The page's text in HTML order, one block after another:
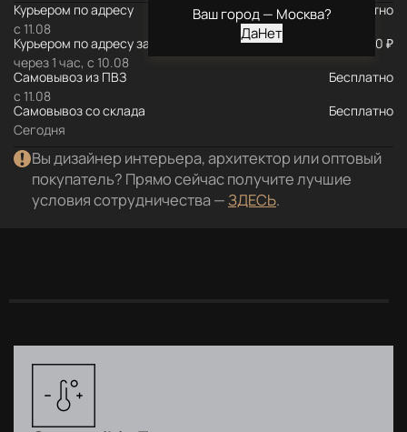
Ваш город — Москва?
Курьером по адресу
с 11.08
Бесплатно
Курьером по адресу за МКАД
через 1 час, с 10.08
590 ₽
Самовывоз из ПВЗ
с 11.08
Бесплатно
Самовывоз со склада
Сегодня
Бесплатно
Вы дизайнер интерьера, архитектор или оптовый
покупатель? Прямо сейчас получите лучшие
условия сотрудничества —ЗДЕСЬ.